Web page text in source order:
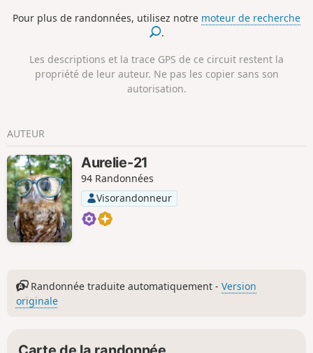
immortalisé par les célèbres peintures
de John Constable, dont le célèbre «
géniale à tous points de vue et le moyen
idéal pour s'imprégner de ce paysage à
la frontière entre le Suffolk et l'Essex.
Pour plus de randonnées, utilisez notre moteur de recherche
.
Les descriptions et la trace GPS de ce circuit restent la
propriété de leur auteur. Ne pas les copier sans son
autorisation.
AUTEUR
Aurelie-21
94 Randonnées
Visorandonneur
Randonnée traduite automatiquement -Version
originale